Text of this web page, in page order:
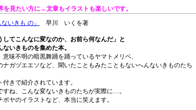
を見たい方に→文章もイラストも楽しいです。
いきも の」 早川 いくを著
してこんなに変なのか、お前ら何なんだ」と
ないきものを集めた本。
意味不明の暗黒舞踊を踊っているヤマトメリベ、
ナガヅエエソなど、聞いたこともみたこともないへんないきものたち
付きで紹介されています。
すね、こんな変ないきものたちが実際に…。
ボヤのイラストなど、本当に笑えます。